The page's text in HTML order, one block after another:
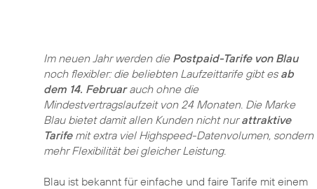
Im neuen Jahr werden die Postpaid-Tarife von Blau
noch flexibler: die beliebten Laufzeittarife gibt es ab
dem 14. Februarauch ohne die
Mindestvertragslaufzeit von 24 Monaten. Die Marke
Blau bietet damit allen Kunden nicht nurattraktive
Tarifemit extra viel Highspeed-Datenvolumen, sondern
mehr Flexibilität bei gleicher Leistung.
Blau ist bekannt für einfache und faire Tarife mit einem